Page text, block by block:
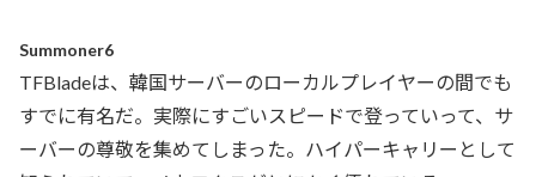
Summoner6
TFBladeは、韓国サーバーのローカルプレイヤーの間でも
すでに有名だ。実際にすごいスピードで登っていって、サ
ーバーの尊敬を集めてしまった。ハイパーキャリーとして